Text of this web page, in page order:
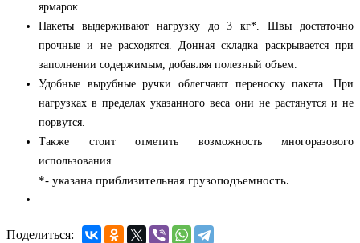
ярмарок.
Пакеты выдерживают нагрузку до 3 кг*. Швы достаточно
прочные и не расходятся. Донная складка раскрывается при
заполнении содержимым, добавляя полезный объем.
Удобные вырубные ручки облегчают переноску пакета. При
нагрузках в пределах указанного веса они не растянутся и не
порвутся.
Также стоит отметить возможность многоразового
использования.
*- указана приблизительная грузоподъемность.
Поделиться: